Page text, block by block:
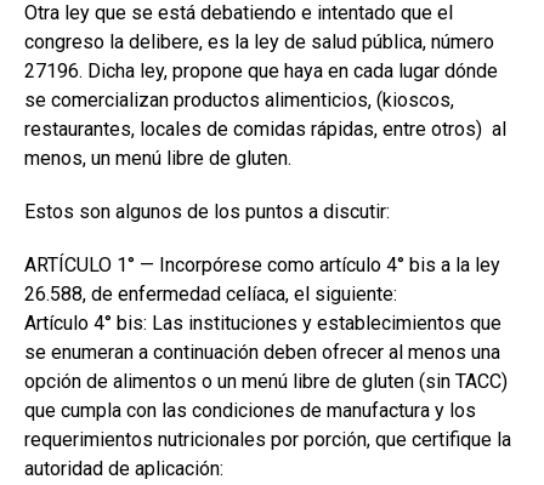
Otra ley que se está debatiendo e intentado que el
congreso la delibere, es la ley de salud pública, número
27196. Dicha ley, propone que haya en cada lugar dónde
se comercializan productos alimenticios, (kioscos,
restaurantes, locales de comidas rápidas, entre otros) al
menos, un menú libre de gluten.
Estos son algunos de los puntos a discutir:
ARTÍCULO 1° — Incorpórese como artículo 4° bis a la ley
26.588, de enfermedad celíaca, el siguiente:
Artículo 4° bis: Las instituciones y establecimientos que
se enumeran a continuación deben ofrecer al menos una
opción de alimentos o un menú libre de gluten (sin TACC)
que cumpla con las condiciones de manufactura y los
requerimientos nutricionales por porción, que certifique la
autoridad de aplicación: